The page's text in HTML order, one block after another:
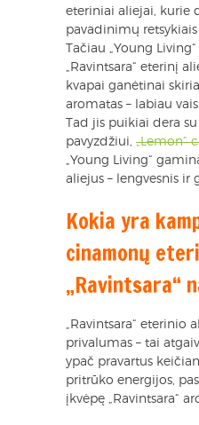
eteriniai aliejai, kurie
pavadinimų
Tačiau „Young
„Ravintsara“ eterinį
kvapai ganėtinai
aromatas – labiau
Tad jis puikiai dera
pavyzdžiui, „Lemon“
„Young Living“
aliejus – lengvesnis ir
Kokia yra
cinamonų
„Ravintsara“
„Ravintsara“ eterinio
privalumas – tai
ypač pravartus
pritrūko energijos,
įkvėpę „Ravintsara“